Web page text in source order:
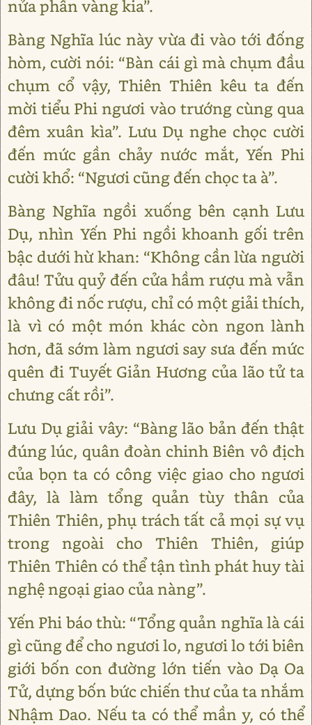
nửa phần vàng kia”.
Bàng Nghĩa lúc này vừa đi vào tới đống
hòm, cười nói: “Bàn cái gì mà chụm đầu
chụm cổ vậy, Thiên Thiên kêu ta đến
mời tiểu Phi ngươi vào trướng cùng qua
đêm xuân kìa”. Lưu Dụ nghe chọc cười
đến mức gần chảy nước mắt, Yến Phi
cười khổ: “Ngươi cũng đến chọc ta à”.
Bàng Nghĩa ngồi xuống bên cạnh Lưu
Dụ, nhìn Yến Phi ngồi khoanh gối trên
bậc dưới hừ khan: “Không cần lừa người
đâu! Tửu quỷ đến cửa hầm rượu mà vẫn
không đi nốc rượu, chỉ có một giải thích,
là vì có một món khác còn ngon lành
hơn, đã sớm làm ngươi say sưa đến mức
quên đi Tuyết Giản Hương của lão tử ta
chưng cất rồi”.
Lưu Dụ giải vây: “Bàng lão bản đến thật
đúng lúc, quân đoàn chinh Biên vô địch
của bọn ta có công việc giao cho ngươi
đây, là làm tổng quản tùy thân của
Thiên Thiên, phụ trách tất cả mọi sự vụ
trong ngoài cho Thiên Thiên, giúp
Thiên Thiên có thể tận tình phát huy tài
nghệ ngoại giao của nàng”.
Yến Phi báo thù: “Tổng quản nghĩa là cái
gì cũng để cho ngươi lo, ngươi lo tới biên
giới bốn con đường lớn tiến vào Dạ Oa
Tử, dựng bốn bức chiến thư của ta nhắm
Nhậm Dao. Nếu ta có thể mần y, có thể